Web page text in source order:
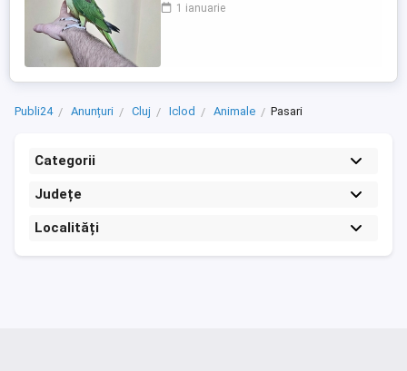
Ornitologice Române, din care fac parte.
1 ianuarie
Publi24 Anunțuri Cluj Iclod Animale Pasari
Categorii
Județe
Localități